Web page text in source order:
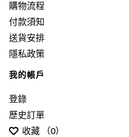
購物流程
付款須知
送貨安排
隱私政策
我的帳戶
登錄
歷史訂單
收藏 （0）